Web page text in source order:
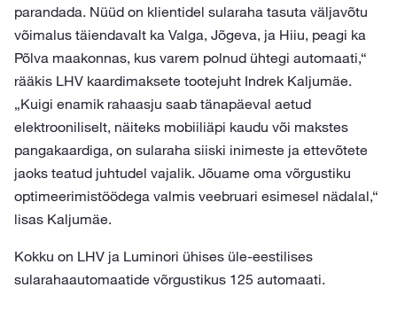
parandada. Nüüd on klientidel sularaha tasuta väljavõtu
võimalus täiendavalt ka Valga, Jõgeva, ja Hiiu, peagi ka
Põlva maakonnas, kus varem polnud ühtegi automaati,“
rääkis LHV kaardimaksete tootejuht Indrek Kaljumäe.
„Kuigi enamik rahaasju saab tänapäeval aetud
elektrooniliselt, näiteks mobiiliäpi kaudu või makstes
pangakaardiga, on sularaha siiski inimeste ja ettevõtete
jaoks teatud juhtudel vajalik. Jõuame oma võrgustiku
optimeerimistöödega valmis veebruari esimesel nädalal,“
lisas Kaljumäe.
Kokku on LHV ja Luminori ühises üle-eestilises
sularahaautomaatide võrgustikus 125 automaati.